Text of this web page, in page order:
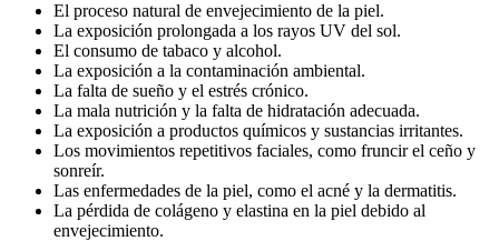
El proceso natural de envejecimiento de la piel.
La exposición prolongada a los rayos UV del sol.
El consumo de tabaco y alcohol.
La exposición a la contaminación ambiental.
La falta de sueño y el estrés crónico.
La mala nutrición y la falta de hidratación adecuada.
La exposición a productos químicos y sustancias irritantes.
Los movimientos repetitivos faciales, como fruncir el ceño y
sonreír.
Las enfermedades de la piel, como el acné y la dermatitis.
La pérdida de colágeno y elastina en la piel debido al
envejecimiento.